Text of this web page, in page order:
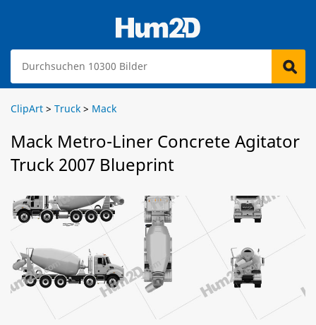
ClipArt > Truck > Mack
Mack Metro-Liner Concrete Agitator
Truck 2007 Blueprint